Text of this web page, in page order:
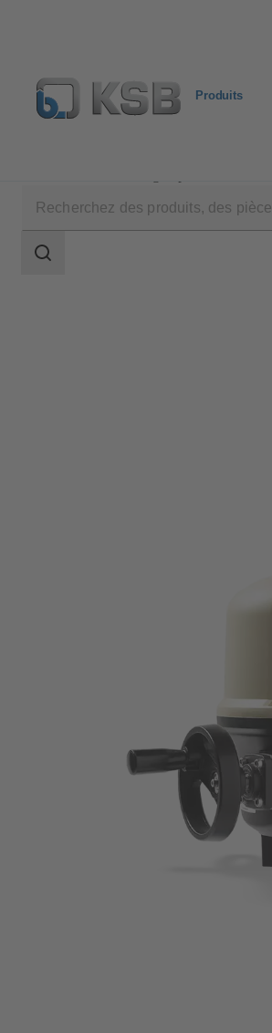
Produits
Champ